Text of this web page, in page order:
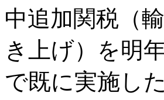
中追加関税（
き上げ）を明
で既に実施し